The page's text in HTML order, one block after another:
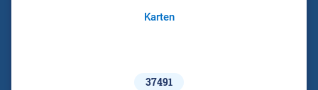
Karten
37491